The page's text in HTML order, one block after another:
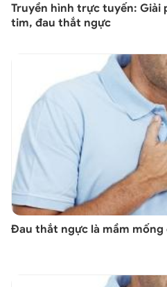
Truyền hình trực tuyến: Giải
tim, đau thắt ngực
Đau thắt ngực là mầm mống